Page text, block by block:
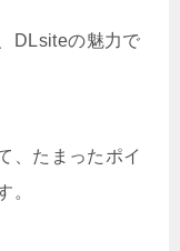
DLsiteの魅力で
、たまったポイ
。